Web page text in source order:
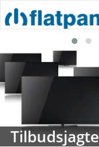
OLED (2026)